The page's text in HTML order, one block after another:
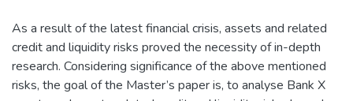
As a result of the latest financial crisis, assets and related
credit and liquidity risks proved the necessity of in-depth
research. Considering significance of the above mentioned
risks, the goal of the Master’s paper is, to analyse Bank X